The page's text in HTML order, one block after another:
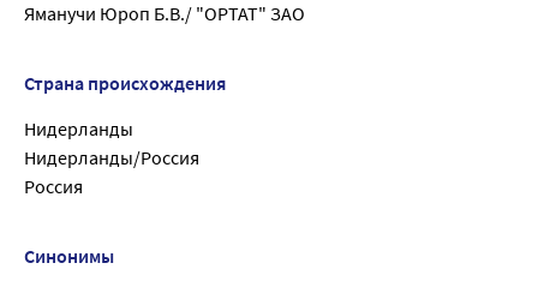
Яманучи Юроп Б.В./ "ОРТАТ" ЗАО
Страна происхождения
Нидерланды
Нидерланды/Россия
Россия
Синонимы